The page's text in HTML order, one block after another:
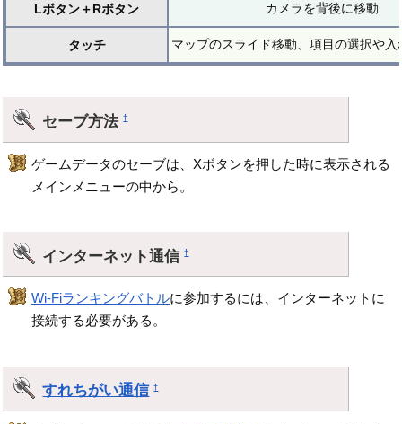
Lボタン＋Rボタン カメラを背後に移動
タッチ マップのスライド移動、項目の選択や入
セーブ方法†
ゲームデータのセーブは、Xボタンを押した時に表示される
メインメニューの中から。
インターネット通信†
Wi-Fiランキングバトルに参加するには、インターネットに
接続する必要がある。
すれちがい通信 †